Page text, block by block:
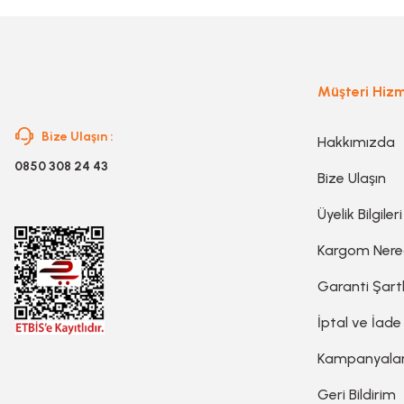
Bize Ulaşın :
0850 308 24 43
Müşteri
Hakkımızda
Bize Ulaşın
Üyelik Bilgileri
Kargom
Garanti
İptal ve İade
Geri Bildirim